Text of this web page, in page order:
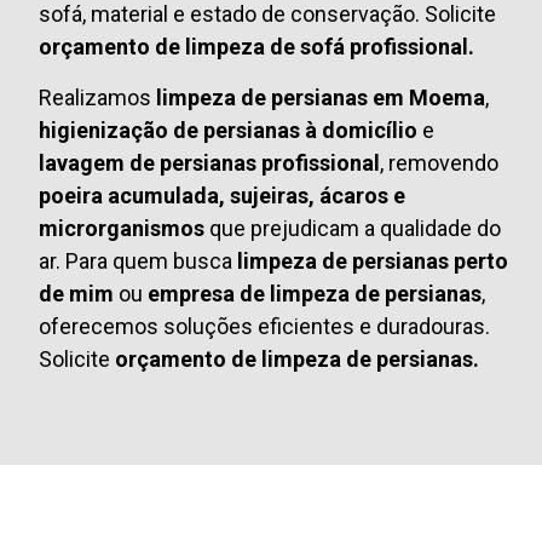
sofá, material e estado de conservação. Solicite
orçamento de limpeza de sofá profissional.
Realizamos limpeza de persianas em Moema,
higienização de persianas à domicílio e
lavagem de persianas profissional, removendo
poeira acumulada, sujeiras, ácaros e
microrganismos que prejudicam a qualidade do
ar. Para quem busca limpeza de persianas perto
de mim ou empresa de limpeza de persianas,
oferecemos soluções eficientes e duradouras.
Solicite orçamento de limpeza de persianas.